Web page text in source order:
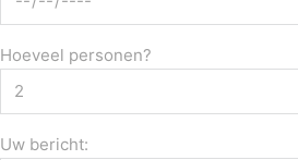
Hoeveel personen?
Uw bericht: